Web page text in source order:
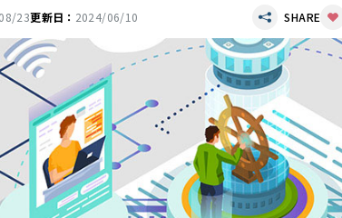
23更新日： 2024/06/10 SHARE